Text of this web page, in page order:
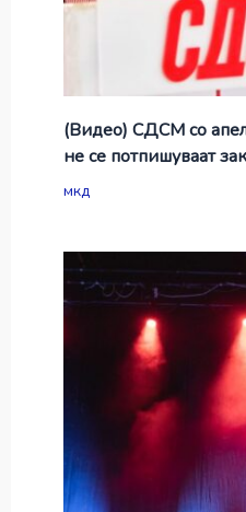
(Видео) СДСМ со
не се потпишуваат
мкд